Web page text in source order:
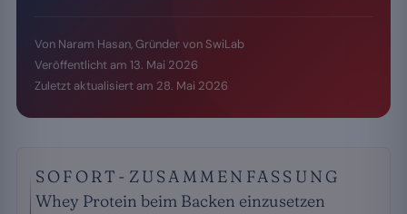
Von Naram Hasan, Gründer von SwiLab
Veröffentlicht am 13. Mai 2026
Zuletzt aktualisiert am 28. Mai 2026
SOFORT-ZUSAMMENFASSUNG
Whey Protein beim Backen einzusetzen